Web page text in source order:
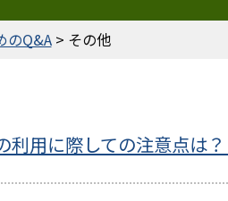
のQ&A> その他
利用に際しての注意点は？